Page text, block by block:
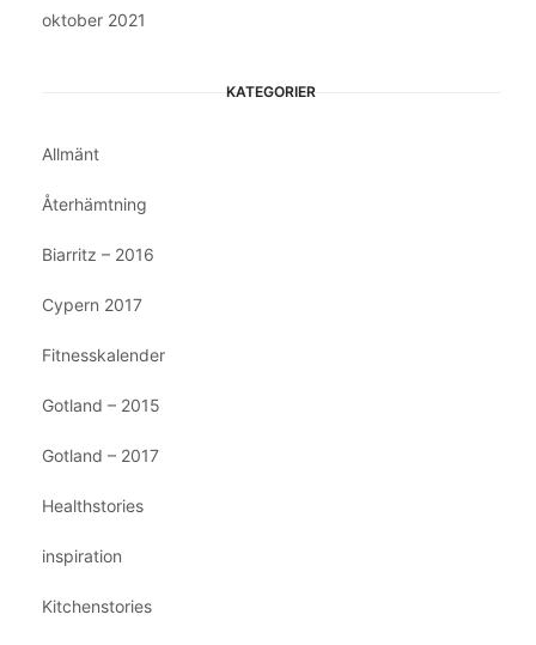
oktober 2021
KATEGORIER
Allmänt
Återhämtning
Biarritz – 2016
Cypern 2017
Fitnesskalender
Gotland – 2015
Gotland – 2017
Healthstories
inspiration
Kitchenstories